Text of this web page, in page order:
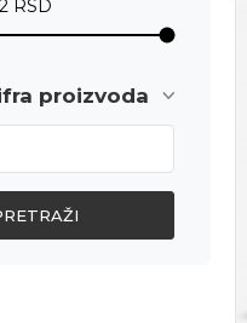
proizvoda